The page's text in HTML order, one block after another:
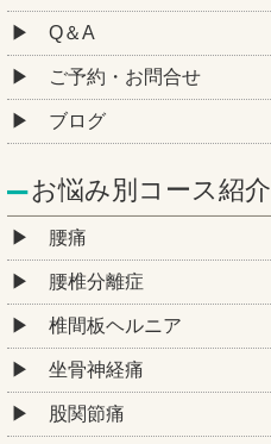
Q＆A
ご予約・お問合せ
ブログ
お悩み別コース紹介
腰痛
腰椎分離症
椎間板ヘルニア
坐骨神経痛
股関節痛